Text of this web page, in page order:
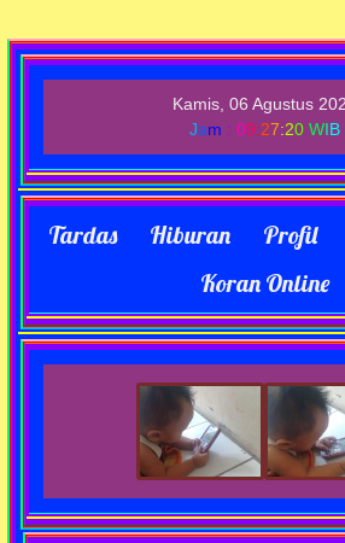
Kamis, 06 Agustus
Jam : 09:27:20 WIB
Tardas Hiburan Profil
Koran Online